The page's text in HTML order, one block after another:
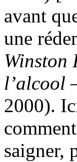
avant
une
Winston
l’alcool
2000).
saigner,